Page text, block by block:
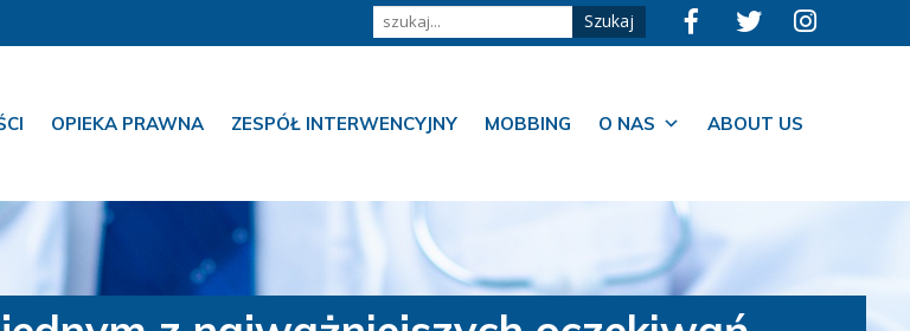
OPIEKA PRAWNA ZESPÓŁ INTERWENCYJNY MOBBING O NAS ABOUT US